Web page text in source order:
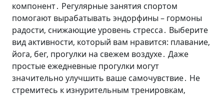
компонент․ Регулярные занятия спортом
помогают вырабатывать эндорфины – гормоны
радости‚ снижающие уровень стресса․ Выберите
вид активности‚ который вам нравится: плавание‚
йога‚ бег‚ прогулки на свежем воздухе․ Даже
простые ежедневные прогулки могут
значительно улучшить ваше самочувствие․ Не
стремитесь к изнурительным тренировкам‚